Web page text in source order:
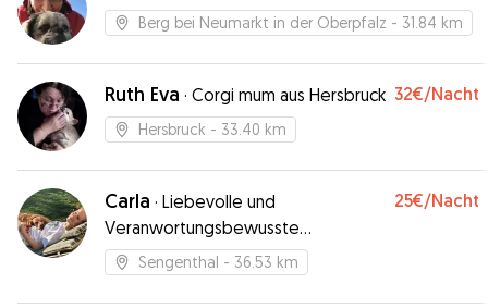
Berg bei Neumarkt in der Oberpfalz - 31.84 km
Ruth Eva · Corgi mum aus Hersbruck 32€/Nacht
Hersbruck - 33.40 km
Carla · Liebevolle und
Veranwortungsbewusste
Dogsitterin
25€/Nacht
Sengenthal - 36.53 km